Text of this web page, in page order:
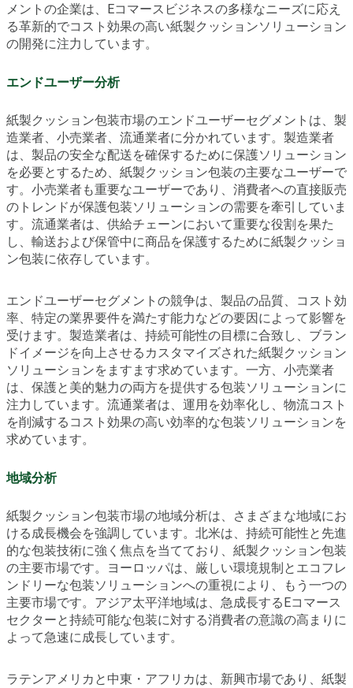
メントの企業は、Eコマースビジネスの多様なニーズに応え
る革新的でコスト効果の高い紙製クッションソリューション
の開発に注力しています。
エンドユーザー分析
紙製クッション包装市場のエンドユーザーセグメントは、製
造業者、小売業者、流通業者に分かれています。製造業者
は、製品の安全な配送を確保するために保護ソリューション
を必要とするため、紙製クッション包装の主要なユーザーで
す。小売業者も重要なユーザーであり、消費者への直接販売
のトレンドが保護包装ソリューションの需要を牽引していま
す。流通業者は、供給チェーンにおいて重要な役割を果た
し、輸送および保管中に商品を保護するために紙製クッショ
ン包装に依存しています。
エンドユーザーセグメントの競争は、製品の品質、コスト効
率、特定の業界要件を満たす能力などの要因によって影響を
受けます。製造業者は、持続可能性の目標に合致し、ブラン
ドイメージを向上させるカスタマイズされた紙製クッション
ソリューションをますます求めています。一方、小売業者
は、保護と美的魅力の両方を提供する包装ソリューションに
注力しています。流通業者は、運用を効率化し、物流コスト
を削減するコスト効果の高い効率的な包装ソリューションを
求めています。
地域分析
紙製クッション包装市場の地域分析は、さまざまな地域にお
ける成長機会を強調しています。北米は、持続可能性と先進
的な包装技術に強く焦点を当てており、紙製クッション包装
の主要市場です。ヨーロッパは、厳しい環境規制とエコフレ
ンドリーな包装ソリューションへの重視により、もう一つの
主要市場です。アジア太平洋地域は、急成長するEコマース
セクターと持続可能な包装に対する消費者の意識の高まりに
よって急速に成長しています。
ラテンアメリカと中東・アフリカは、新興市場であり、紙製